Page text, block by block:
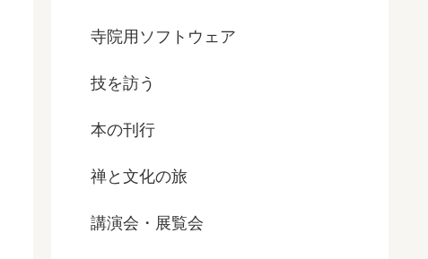
寺院用ソフトウェア
技を訪う
本の刊行
禅と文化の旅
講演会・展覧会